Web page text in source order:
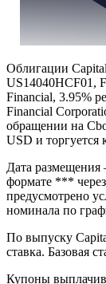
Облигации
US14040HCF01,
Financial, 3.95%
Financial
обращении на
USD и торгуется
Дата
формате ***
предусмотрено